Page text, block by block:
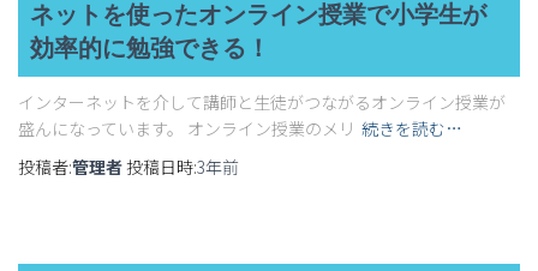
ネットを使ったオンライン授業で小学生が
効率的に勉強できる！
インターネットを介して講師と生徒がつながるオンライン授業が
盛んになっています。 オンライン授業のメリ 続きを読む…
投稿者:管理者投稿日時:3年前